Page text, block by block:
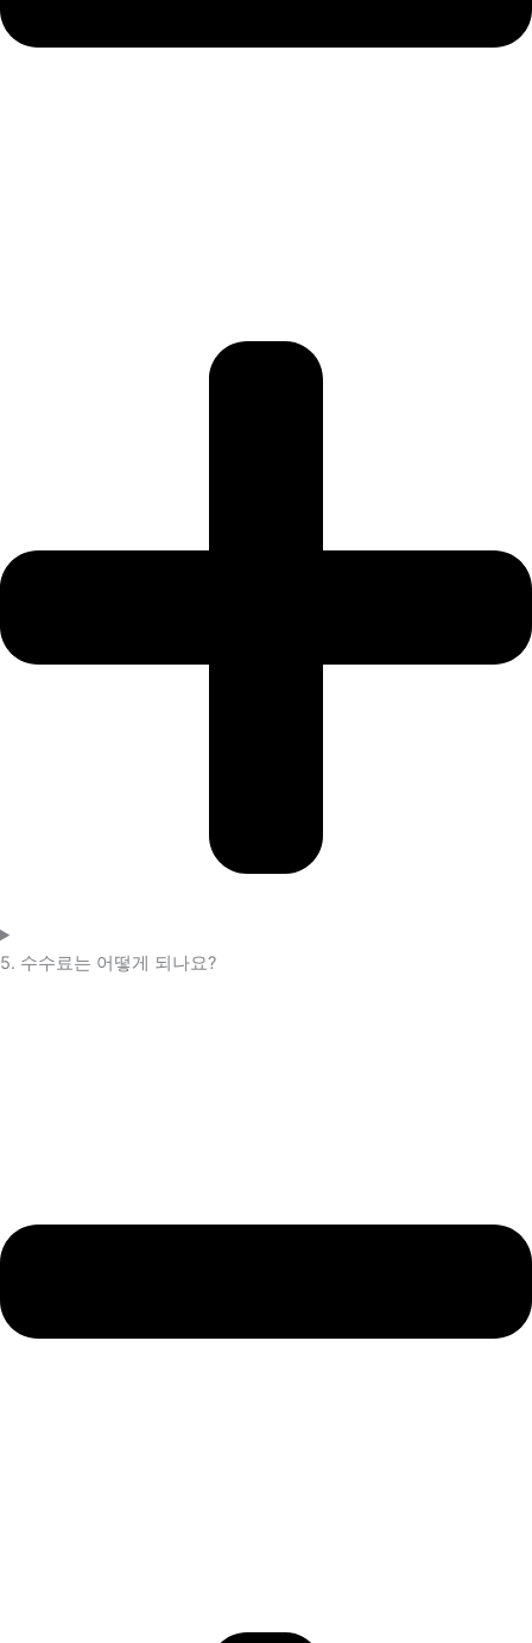
5. 수수료는 어떻게 되나요?